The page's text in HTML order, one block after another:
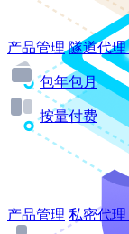
产品管理 隧道代理
包年包月
按量付费
产品管理 私密代理